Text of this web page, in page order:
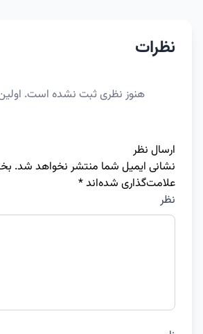
نظرات
هنوز نظری ثبت نشده است.
ارسال نظر
نشانی ایمیل شما منتشر نخواهد شد.
علامت‌گذاری شده‌اند*
نظر